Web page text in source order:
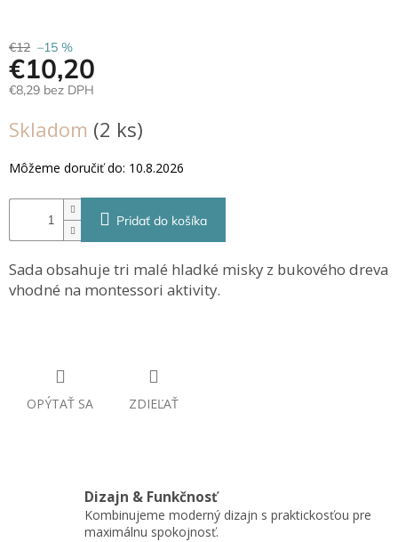
Prihlásenie
€12 –15 %
€10,20
€8,29 bez DPH
cena:
Skladom (2 ks)
Môžeme doručiť do: 10.8.2026
Pridať do košíka
Sada obsahuje tri malé hladké misky z bukového dreva
vhodné na montessori aktivity.
OPÝTAŤ SA ZDIEĽAŤ
Dizajn & Funkčnosť
Kombinujeme moderný dizajn s praktickosťou pre
maximálnu spokojnosť.